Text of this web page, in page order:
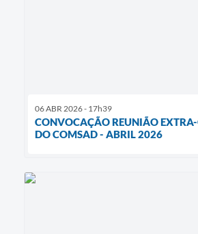
06 ABR 2026 - 17h39
CONVOCAÇÃO REUNIÃO
DO COMSAD - ABRIL 2026